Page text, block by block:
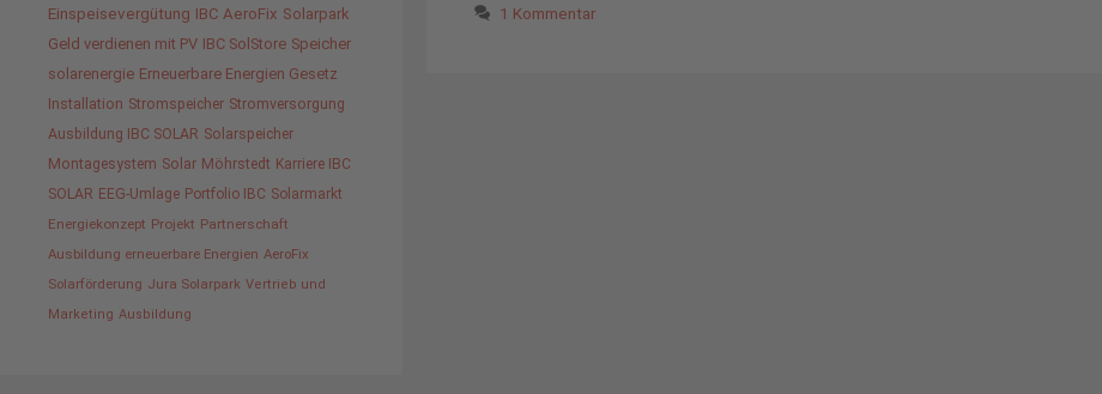
1 Kommentar
Einspeisevergütung IBC AeroFix Solarpark
Geld verdienen mit PV IBC SolStore Speicher
solarenergie Erneuerbare Energien Gesetz
Installation Stromspeicher Stromversorgung
Ausbildung IBC SOLAR Solarspeicher
Montagesystem Solar Möhrstedt Karriere IBC
SOLAR EEG-Umlage Portfolio IBC Solarmarkt
Energiekonzept Projekt Partnerschaft
Ausbildung erneuerbare Energien AeroFix
Solarförderung Jura Solarpark Vertrieb und
Marketing Ausbildung